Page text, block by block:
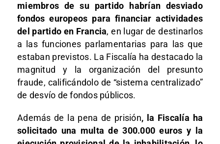
miembros de su partido habrían desviado
fondos europeos para financiar actividades
del partido en Francia, en lugar de destinarlos
a las funciones parlamentarias para las que
estaban previstos. La Fiscalía ha destacado la
magnitud y la organización del presunto
fraude, calificándolo de “sistema centralizado”
de desvío de fondos públicos.
Además de la pena de prisión, la Fiscalía ha
solicitado una multa de 300.000 euros y la